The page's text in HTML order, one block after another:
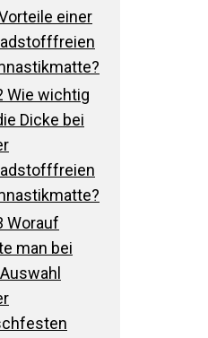
einer
Wie wichtig
Dicke bei
Worauf
man bei